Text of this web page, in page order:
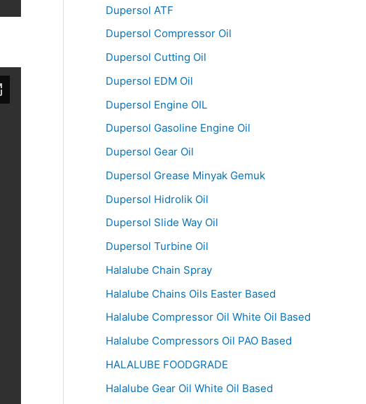
Dupersol ATF
Dupersol Compressor Oil
Dupersol Cutting Oil
Dupersol EDM Oil
Dupersol Engine OIL
Dupersol Gasoline Engine Oil
Dupersol Gear Oil
Dupersol Grease Minyak Gemuk
Dupersol Hidrolik Oil
Dupersol Slide Way Oil
Dupersol Turbine Oil
Halalube Chain Spray
Halalube Chains Oils Easter Based
Halalube Compressor Oil White Oil Based
Halalube Compressors Oil PAO Based
HALALUBE FOODGRADE
Halalube Gear Oil White Oil Based